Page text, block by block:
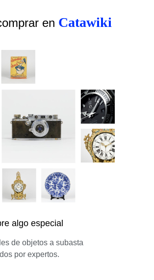
en Catawiki
algo especial
de objetos a subasta
por expertos.